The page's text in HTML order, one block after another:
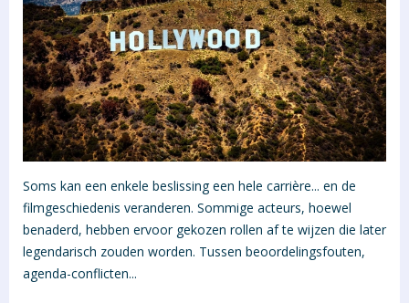
Soms kan een enkele beslissing een hele carrière... en de
filmgeschiedenis veranderen. Sommige acteurs, hoewel
benaderd, hebben ervoor gekozen rollen af te wijzen die later
legendarisch zouden worden. Tussen beoordelingsfouten,
agenda-conflicten...